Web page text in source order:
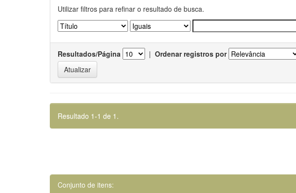
Utilizar filtros para refinar o resultado de busca.
Resultados/Página | Ordenar registros por
Resultado 1-1 de 1.
Conjunto de itens: